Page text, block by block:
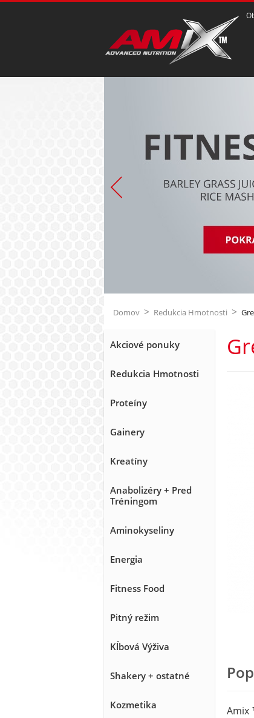
Domov > Redukcia Hmotnosti >
Akciové ponuky
Redukcia Hmotnosti
Proteíny
Gainery
Kreatíny
Anabolizéry + Pred
Tréningom
Aminokyseliny
Energia
Fitness Food
Pitný režim
Kĺbová Výživa
Shakery + ostatné
Kozmetika
Amix